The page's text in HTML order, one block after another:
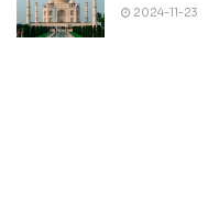
2024-11-23